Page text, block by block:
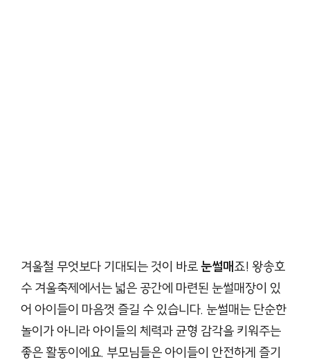
겨울철 무엇보다 기대되는 것이 바로눈썰매죠! 왕송호
수 겨울축제에서는 넓은 공간에 마련된 눈썰매장이 있
어 아이들이 마음껏 즐길 수 있습니다. 눈썰매는 단순한
놀이가 아니라 아이들의 체력과 균형 감각을 키워주는
좋은 활동이에요. 부모님들은 아이들이 안전하게 즐기